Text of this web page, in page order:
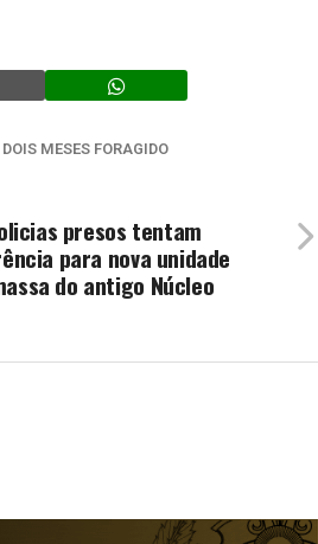
MESES FORAGIDO
presos tentam
para nova unidade
do antigo Núcleo